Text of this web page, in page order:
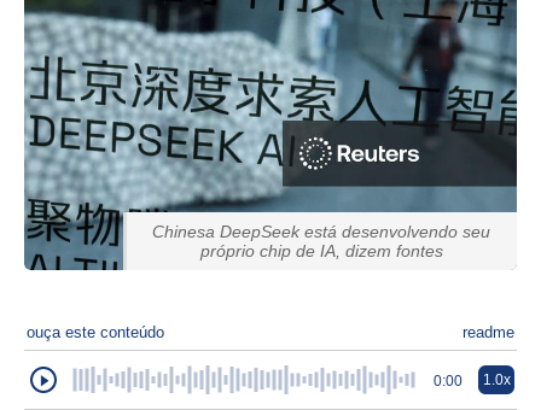
Chinesa DeepSeek está desenvolvendo seu
próprio chip de IA, dizem fontes
ouça este conteúdo readme
0:00 1.0x